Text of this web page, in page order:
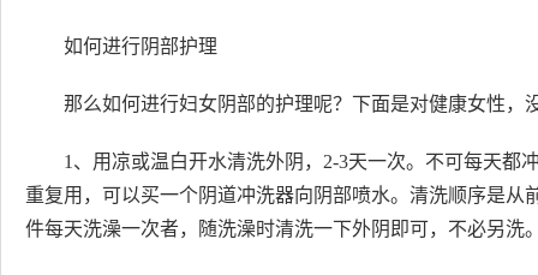
如何进行阴部护理
那么如何进行妇女阴部的护理呢？下面是对健康女性，
1、用凉或温白开水清洗外阴，2-3天一次。不可每天都
重复用，可以买一个阴道冲洗器向阴部喷水。清洗顺序是
件每天洗澡一次者，随洗澡时清洗一下外阴即可，不必另洗